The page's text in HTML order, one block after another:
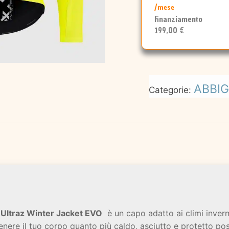
/mese
Finanziamento
199,00 €
Categorie:
Winter Jacket EVO è un capo adatto ai climi
il tuo corpo quanto più caldo, asciutto e protetto